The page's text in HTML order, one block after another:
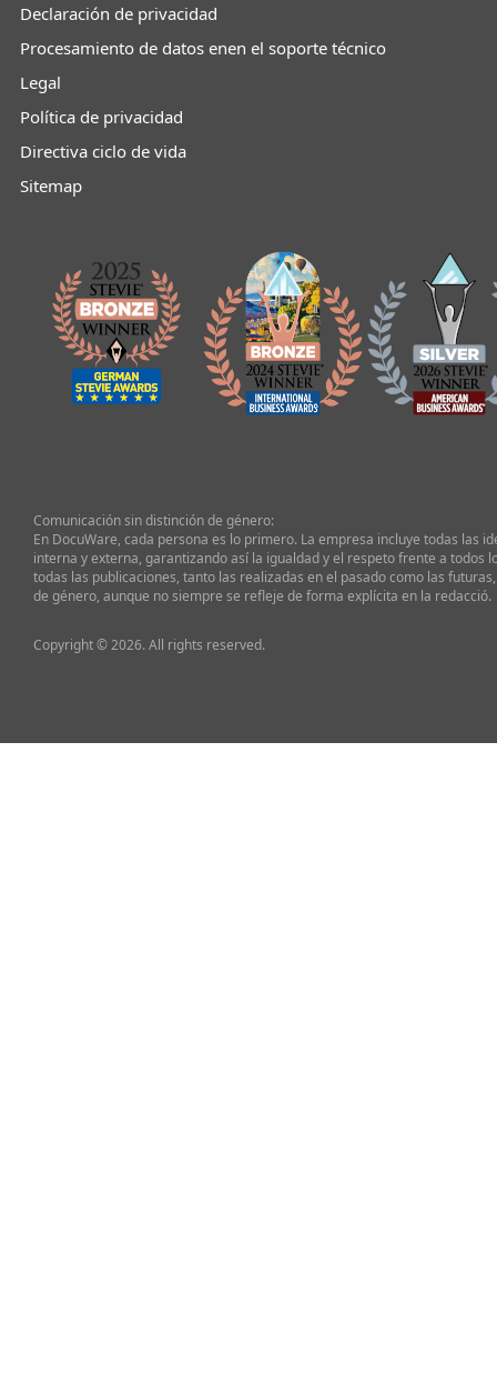
Declaración de privacidad
Procesamiento de datos enen el soporte técnico
Legal
Política de privacidad
Directiva ciclo de vida
Sitemap
Comunicación sin distinción de género:
En DocuWare, cada persona es lo primero. La empresa incluye todas las
interna y externa, garantizando así la igualdad y el respeto frente a todos
todas las publicaciones, tanto las realizadas en el pasado como las
de género, aunque no siempre se refleje de forma explícita en la redacció.
Copyright © 2026. All rights reserved.